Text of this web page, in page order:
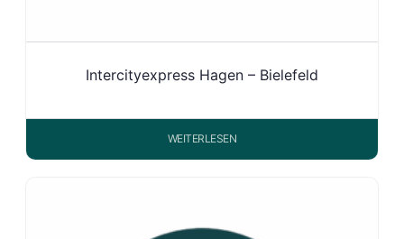
Intercityexpress Hagen – Bielefeld
WEITERLESEN